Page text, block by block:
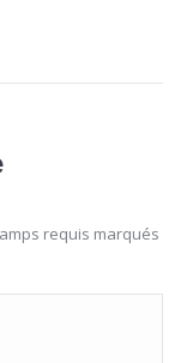
requis marqués